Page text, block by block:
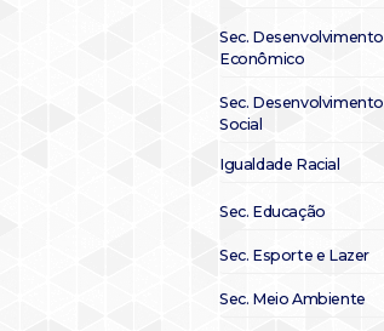
Sec. Desenvolvimento
Econômico
Sec. Desenvolvimento
Social
Igualdade Racial
Sec. Educação
Sec. Esporte e Lazer
Sec. Meio Ambiente